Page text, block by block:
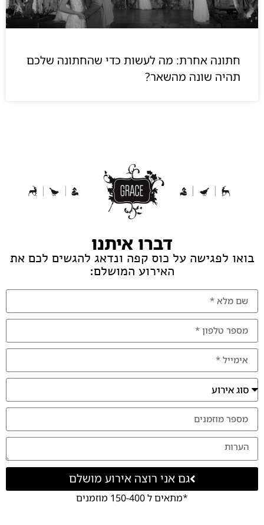
חתונה אחרת: מה לעשות כדי שהחתונה שלכם
תהיה שונה מהשאר?
דברו איתנו
בואו לפגישה על כוס קפה ונדאג להגשים לכם את
האירוע המושלם:
גם אני רוצה אירוע מושלם
*מתאים ל 150-400 מוזמנים